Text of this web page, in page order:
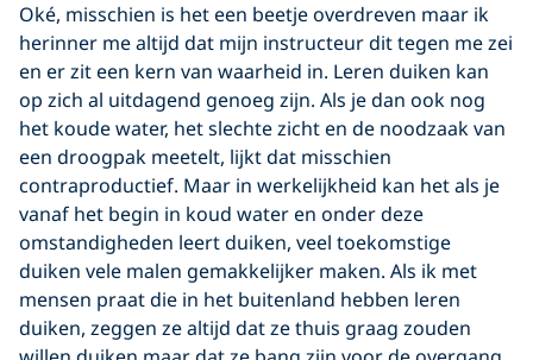
Oké, misschien is het een beetje overdreven maar ik
herinner me altijd dat mijn instructeur dit tegen me zei
en er zit een kern van waarheid in. Leren duiken kan
op zich al uitdagend genoeg zijn. Als je dan ook nog
het koude water, het slechte zicht en de noodzaak van
een droogpak meetelt, lijkt dat misschien
contraproductief. Maar in werkelijkheid kan het als je
vanaf het begin in koud water en onder deze
omstandigheden leert duiken, veel toekomstige
duiken vele malen gemakkelijker maken. Als ik met
mensen praat die in het buitenland hebben leren
duiken, zeggen ze altijd dat ze thuis graag zouden